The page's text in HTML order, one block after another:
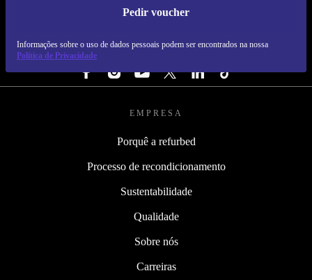
Pedir voucher
Informações sobre o uso de dados pessoais podem ser encontrados na nossa
Política de Privacidade
REFURBED PORTUGAL - RETHINK NEW.
SEGUE-NOS
EMPRESA
Porquê a refurbed
Processo de recondicionamento
Sustentabilidade
Qualidade
Sobre nós
Carreiras